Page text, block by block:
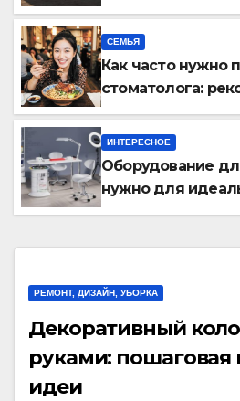
аналог, резина
СЕМЬЯ
Как часто нужно
стоматолога:
здоровья зубов
ИНТЕРЕСНОЕ
Оборудование
нужно для
РЕМОНТ, ДИЗАЙН, УБОРКА
Декоративный
руками: пошаговая
идеи